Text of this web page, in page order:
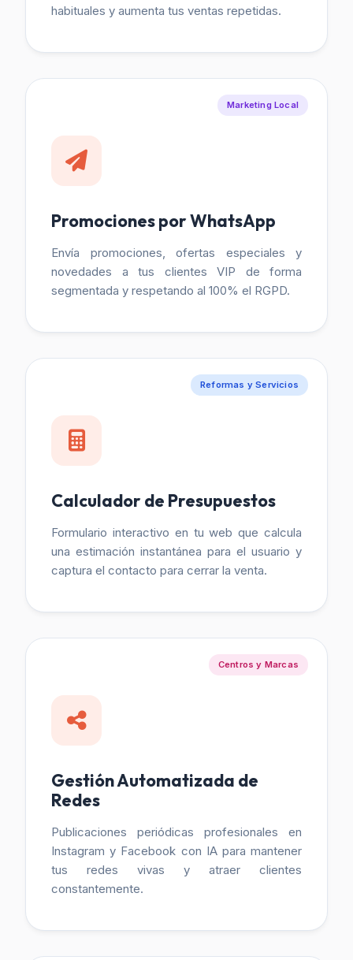
habituales y aumenta tus ventas repetidas.
Marketing Local
Promociones por WhatsApp
Envía promociones, ofertas especiales y
novedades a tus clientes VIP de forma
segmentada y respetando al 100% el RGPD.
Reformas y Servicios
Calculador de Presupuestos
Formulario interactivo en tu web que calcula
una estimación instantánea para el usuario y
captura el contacto para cerrar la venta.
Centros y Marcas
Gestión Automatizada de
Redes
Publicaciones periódicas profesionales en
Instagram y Facebook con IA para mantener
tus redes vivas y atraer clientes
constantemente.